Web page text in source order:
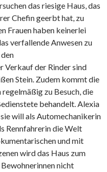
das riesige Haus, das
Chefin geerbt hat, zu
Frauen haben keinerlei
verfallende Anwesen zu
Verkauf der Rinder sind
Stein. Zudem kommt die
zu Besuch, die
behandelt. Alexia
will als Automechanikerin
Rennfahrerin die Welt
und mit
wird das Haus zum
Bewohnerinnen nicht